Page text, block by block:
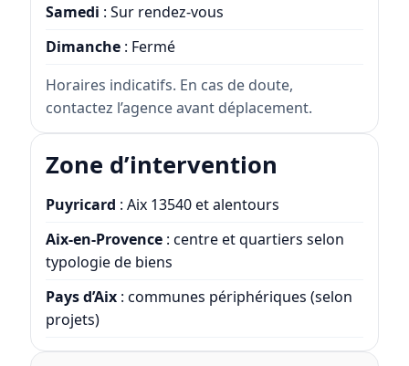
Samedi : Sur rendez-vous
Dimanche: Fermé
Horaires indicatifs. En cas de doute,
contactez l’agence avant déplacement.
Zone d’intervention
Puyricard : Aix 13540 et alentours
Aix-en-Provence: centre et quartiers selon
typologie de biens
Pays d’Aix: communes périphériques (selon
projets)